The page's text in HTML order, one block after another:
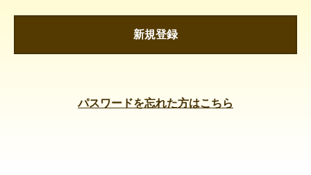
新規登録
パスワードを忘れた方はこちら